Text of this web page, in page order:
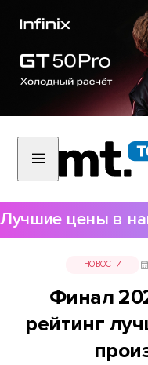
Лучшие цены в
НОВОСТИ
Финал
рейтинг